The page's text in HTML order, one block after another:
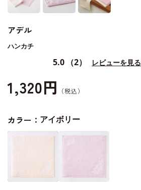
アデル
ハンカチ
5.0 （2） レビューを見る
1,320円
カラー： アイボリー